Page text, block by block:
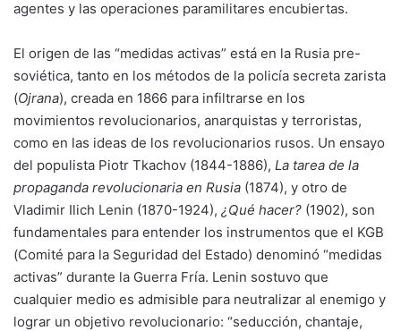
agentes y las operaciones paramilitares encubiertas.
El origen de las “medidas activas” está en la Rusia pre-
soviética, tanto en los métodos de la policía secreta zarista
(Ojrana), creada en 1866 para infiltrarse en los
movimientos revolucionarios, anarquistas y terroristas,
como en las ideas de los revolucionarios rusos. Un ensayo
del populista Piotr Tkachov (1844-1886), La tarea de la
propaganda revolucionaria en Rusia (1874), y otro de
Vladimir Ilich Lenin (1870-1924), ¿Qué hacer? (1902), son
fundamentales para entender los instrumentos que el KGB
(Comité para la Seguridad del Estado) denominó “medidas
activas” durante la Guerra Fría. Lenin sostuvo que
cualquier medio es admisible para neutralizar al enemigo y
lograr un objetivo revolucionario: “seducción, chantaje,